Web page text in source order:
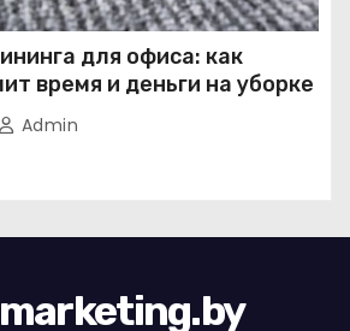
для офиса: как
время и деньги на уборке
Admin